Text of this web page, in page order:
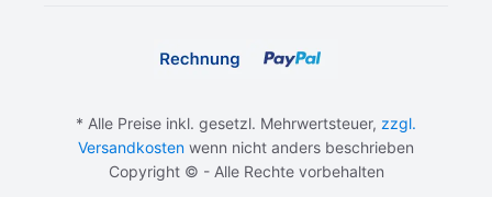
* Alle Preise inkl. gesetzl. Mehrwertsteuer, zzgl.
Versandkosten wenn nicht anders beschrieben
Copyright © - Alle Rechte vorbehalten